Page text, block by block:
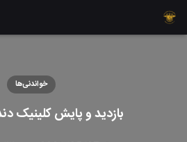
بازدید و پایش کلینیک
خواندنی‌ها